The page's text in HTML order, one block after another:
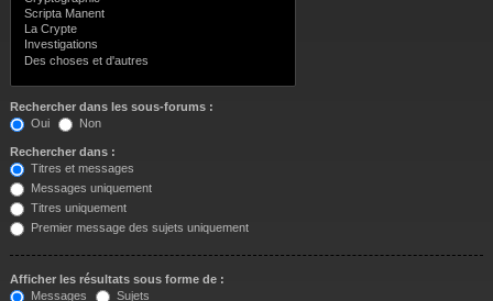
Rechercher dans les sous-forums :
Oui
Non
Rechercher dans :
Titres et messages
Messages uniquement
Titres uniquement
Premier message des sujets uniquement
Afficher les résultats sous forme de :
Messages
Sujets